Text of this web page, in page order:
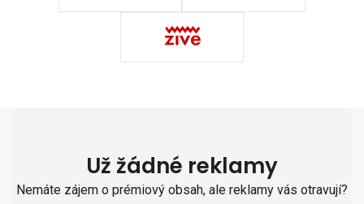
Už žádné reklamy
Nemáte zájem o prémiový obsah, ale reklamy vás otravují?